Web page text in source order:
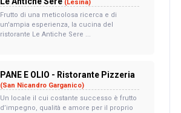
(Lesina)
Frutto di una meticolosa ricerca e di
un'ampia esperienza, la cucina del
ristorante Le Antiche Sere ...
PANE E OLIO - Ristorante Pizzeria
(San Nicandro Garganico)
Un locale il cui costante successo è frutto
d’impegno, qualità e amore per il proprio